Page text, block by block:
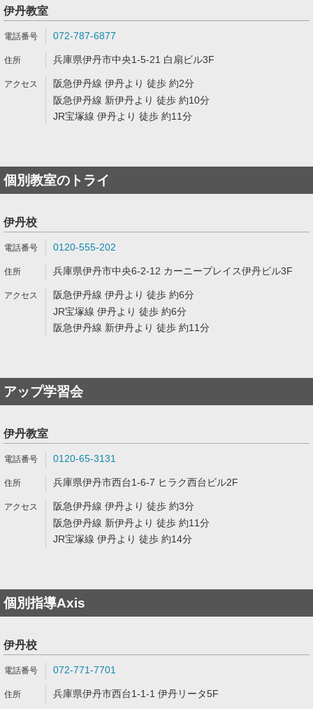
伊丹教室
072-787-6877
兵庫県伊丹市中央1-5-21 白扇ビル3F
阪急伊丹線 伊丹より 徒歩 約2分
阪急伊丹線 新伊丹より 徒歩 約10分
JR宝塚線 伊丹より 徒歩 約11分
個別教室のトライ
伊丹校
0120-555-202
兵庫県伊丹市中央6-2-12 カーニープレイス伊丹ビル3F
阪急伊丹線 伊丹より 徒歩 約6分
JR宝塚線 伊丹より 徒歩 約6分
阪急伊丹線 新伊丹より 徒歩 約11分
アップ学習会
伊丹教室
0120-65-3131
兵庫県伊丹市西台1-6-7 ヒラク西台ビル2F
阪急伊丹線 伊丹より 徒歩 約3分
阪急伊丹線 新伊丹より 徒歩 約11分
JR宝塚線 伊丹より 徒歩 約14分
個別指導Axis
伊丹校
072-771-7701
兵庫県伊丹市西台1-1-1 伊丹リータ5F